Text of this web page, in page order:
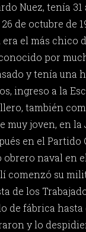
Nuez, tenía 31
de octubre de
el más chico
por
y tenía una
ingreso a la
también
muy joven, en la
en el Partido
obrero naval en
comenzó su
de los
de fábrica hasta
y lo